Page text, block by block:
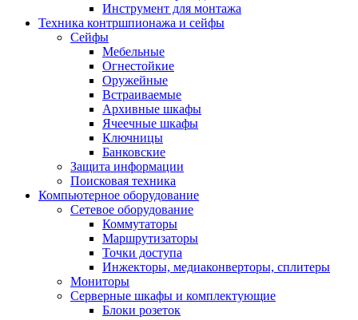
Инструмент для монтажа
Техника контршпионажа и сейфы
Сейфы
Мебельные
Огнестойкие
Оружейные
Встраиваемые
Архивные шкафы
Ячеечные шкафы
Ключницы
Банковские
Защита информации
Поисковая техника
Компьютерное оборудование
Сетевое оборудование
Коммутаторы
Маршрутизаторы
Точки доступа
Инжекторы, медиаконверторы, сплитеры
Мониторы
Серверные шкафы и комплектующие
Блоки розеток